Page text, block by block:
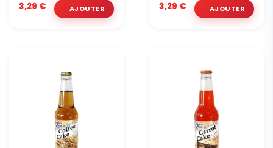
3,29 € 3,29 €